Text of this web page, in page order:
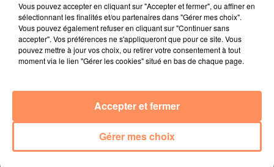
du dépôt de cookies que vous avez exprimé. Si
vous souhaitez l'afficher, merci de nous donner
votre accord en cliquant sur le bouton ci-
dessous.
Vous pouvez accepter en cliquant sur "Accepter et fermer", ou affiner en
sélectionnant les finalités et/ou partenaires dans "Gérer mes choix".
Vous pouvez également refuser en cliquant sur "Continuer sans
accepter". Vos préférences ne s'appliqueront que pour ce site. Vous
pouvez mettre à jour vos choix, ou retirer votre consentement à tout
moment via le lien "Gérer les cookies" situé en bas de chaque page.
Gérer mes choix
Accepter et fermer